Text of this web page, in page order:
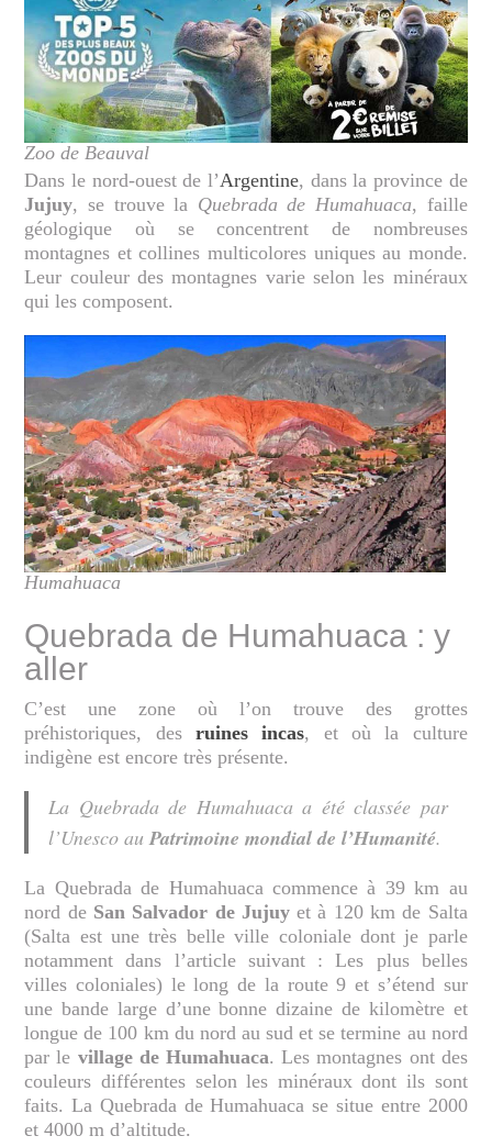
Zoo de Beauval
Dans le nord-ouest de l’Argentine, dans la province de
Jujuy, se trouve la Quebrada de Humahuaca, faille
géologique où se concentrent de nombreuses
montagnes et collines multicolores uniques au monde.
Leur couleur des montagnes varie selon les minéraux
qui les composent.
Humahuaca
Quebrada de Humahuaca : y
aller
C’est une zone où l’on trouve des grottes
préhistoriques, des ruines incas, et où la culture
indigène est encore très présente.
La Quebrada de Humahuaca a été classée par
l’Unesco au Patrimoine mondial de l’Humanité.
La Quebrada de Humahuaca commence à 39 km au
nord de San Salvador de Jujuyet à 120 km de Salta
(Salta est une très belle ville coloniale dont je parle
notamment dans l’article suivant : Les plus belles
villes coloniales) le long de la route 9 et s’étend sur
une bande large d’une bonne dizaine de kilomètre et
longue de 100 km du nord au sud et se termine au nord
par le village de Humahuaca. Les montagnes ont des
couleurs différentes selon les minéraux dont ils sont
faits. La Quebrada de Humahuaca se situe entre 2000
et 4000 m d’altitude.